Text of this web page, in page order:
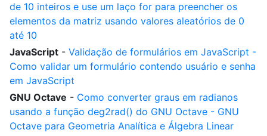
de 10 inteiros e use um laço for para preencher os
elementos da matriz usando valores aleatórios de 0
até 10
JavaScript - Validação de formulários em JavaScript -
Como validar um formulário contendo usuário e senha
em JavaScript
GNU Octave - Como converter graus em radianos
usando a função deg2rad() do GNU Octave - GNU
Octave para Geometria Analítica e Álgebra Linear